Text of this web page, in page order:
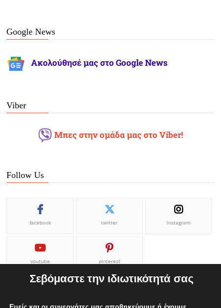
Google News
Ακολούθησέ μας στο Google News
Viber
Μπες στην ομάδα μας στο Viber!
Follow Us
facebook twitter instagram
youtube pinterest
Σεβόμαστε την ιδιωτικότητά σας